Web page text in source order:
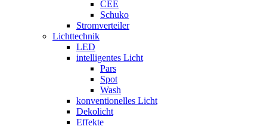
CEE
Schuko
Stromverteiler
Lichttechnik
LED
intelligentes Licht
Pars
Spot
Wash
konventionelles Licht
Dekolicht
Effekte